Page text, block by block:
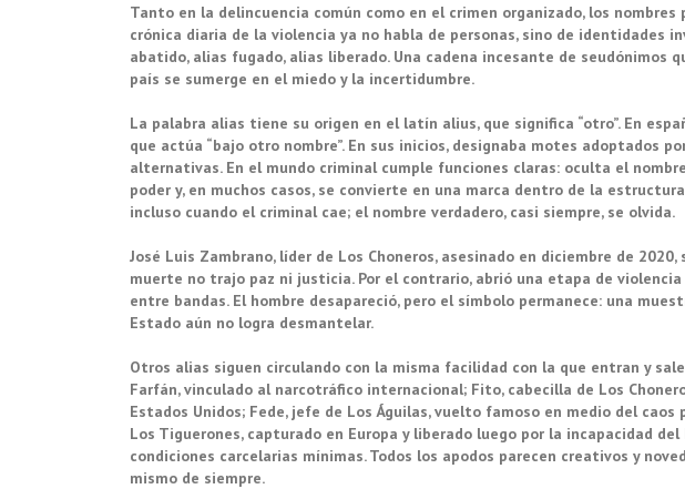
Tanto en la delincuencia común como en el crimen organizado, los nombres
crónica diaria de la violencia ya no habla de personas, sino de identidades
abatido, alias fugado, alias liberado. Una cadena incesante de seudónimos
país se sumerge en el miedo y la incertidumbre.
La palabra alias tiene su origen en el latín alius, que significa “otro”. En
que actúa “bajo otro nombre”. En sus inicios, designaba motes adoptados
alternativas. En el mundo criminal cumple funciones claras: oculta el
poder y, en muchos casos, se convierte en una marca dentro de la
incluso cuando el criminal cae; el nombre verdadero, casi siempre, se olvida.
José Luis Zambrano, líder de Los Choneros, asesinado en diciembre de 2020,
muerte no trajo paz ni justicia. Por el contrario, abrió una etapa de
entre bandas. El hombre desapareció, pero el símbolo permanece: una
Estado aún no logra desmantelar.
Otros alias siguen circulando con la misma facilidad con la que entran y
Farfán, vinculado al narcotráfico internacional; Fito, cabecilla de Los
Estados Unidos; Fede, jefe de Los Águilas, vuelto famoso en medio del
Los Tiguerones, capturado en Europa y liberado luego por la incapacidad
condiciones carcelarias mínimas. Todos los apodos parecen creativos y
mismo de siempre.